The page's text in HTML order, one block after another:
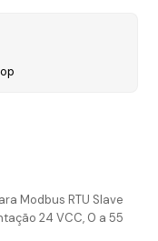
Modbus RTU Slave
24 VCC, 0 a 55